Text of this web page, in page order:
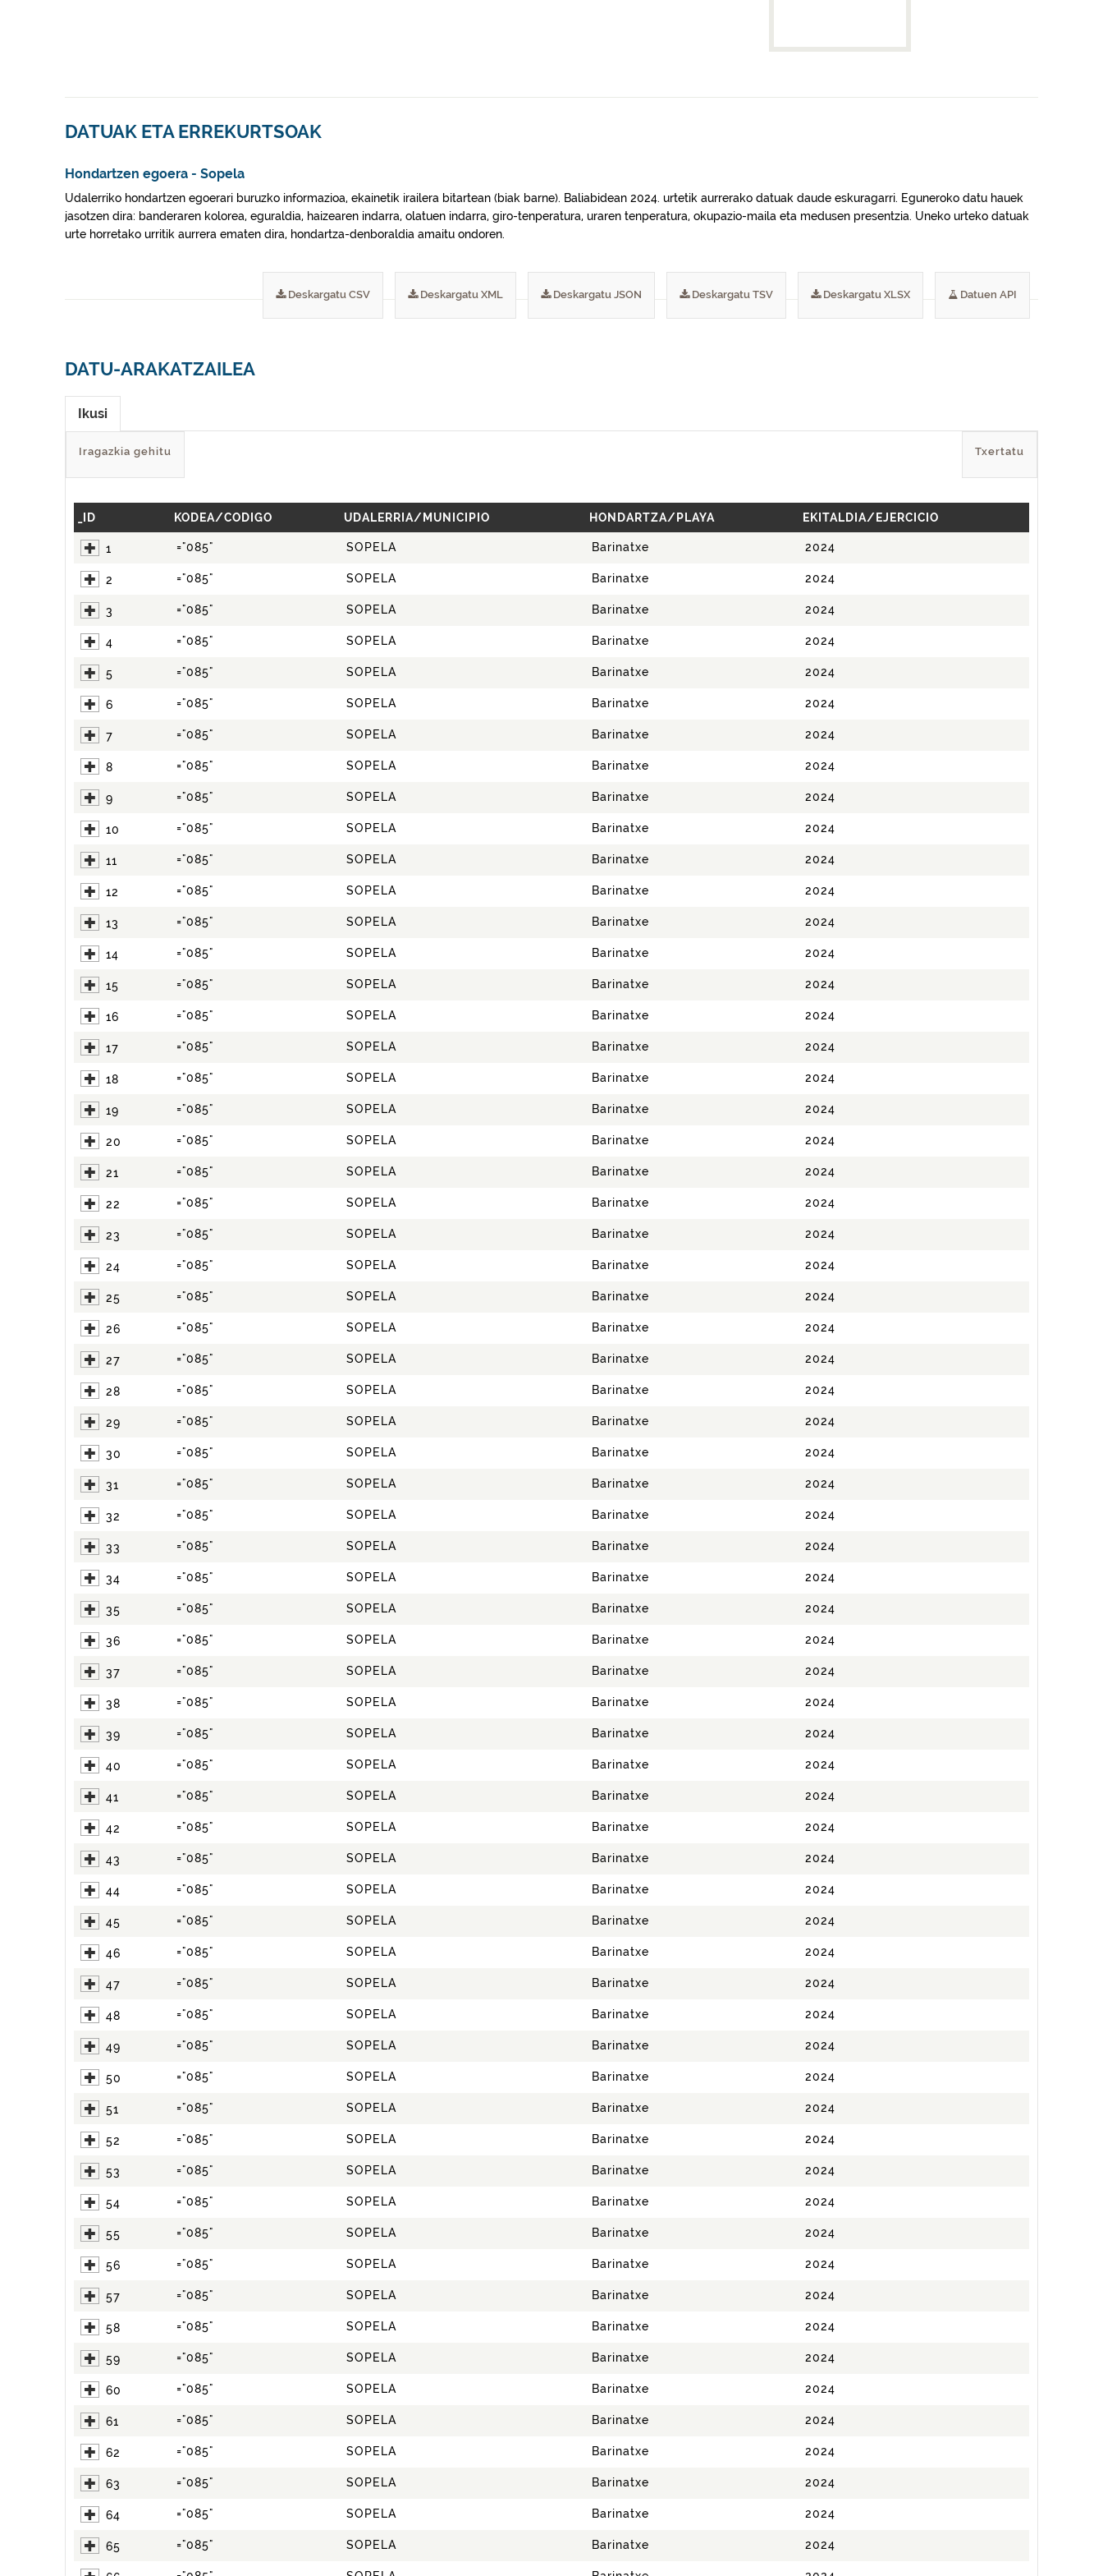
DATUAK ETA ERREKURTSOAK
Hondartzen egoera - Sopela
Udalerriko hondartzen egoerari buruzko informazioa, ekainetik irailera bitartean (biak barne). Baliabidean 2024. urtetik aurrerako datuak daude eskuragarri. Eguneroko datu hauek
jasotzen dira: banderaren kolorea, eguraldia, haizearen indarra, olatuen indarra, giro-tenperatura, uraren tenperatura, okupazio-maila eta medusen presentzia. Uneko urteko datuak
urte horretako urritik aurrera ematen dira, hondartza-denboraldia amaitu ondoren.
Deskargatu CSV Deskargatu XML Deskargatu JSON Deskargatu TSV Deskargatu XLSX Datuen API
DATU-ARAKATZAILEA
Ikusi
Txertatu
Iragazkia gehitu
_ID KODEA/CODIGO UDALERRIA/MUNICIPIO HONDARTZA/PLAYA EKITALDIA/EJERCICIO
1 ="085" SOPELA Barinatxe 2024
2 ="085" SOPELA Barinatxe 2024
3 ="085" SOPELA Barinatxe 2024
4 ="085" SOPELA Barinatxe 2024
5 ="085" SOPELA Barinatxe 2024
6 ="085" SOPELA Barinatxe 2024
7 ="085" SOPELA Barinatxe 2024
8 ="085" SOPELA Barinatxe 2024
9 ="085" SOPELA Barinatxe 2024
10 ="085" SOPELA Barinatxe 2024
11 ="085" SOPELA Barinatxe 2024
12 ="085" SOPELA Barinatxe 2024
13 ="085" SOPELA Barinatxe 2024
14 ="085" SOPELA Barinatxe 2024
15 ="085" SOPELA Barinatxe 2024
16 ="085" SOPELA Barinatxe 2024
17 ="085" SOPELA Barinatxe 2024
18 ="085" SOPELA Barinatxe 2024
19 ="085" SOPELA Barinatxe 2024
20 ="085" SOPELA Barinatxe 2024
21 ="085" SOPELA Barinatxe 2024
22 ="085" SOPELA Barinatxe 2024
23 ="085" SOPELA Barinatxe 2024
24 ="085" SOPELA Barinatxe 2024
25 ="085" SOPELA Barinatxe 2024
26 ="085" SOPELA Barinatxe 2024
27 ="085" SOPELA Barinatxe 2024
28 ="085" SOPELA Barinatxe 2024
29 ="085" SOPELA Barinatxe 2024
30 ="085" SOPELA Barinatxe 2024
31 ="085" SOPELA Barinatxe 2024
32 ="085" SOPELA Barinatxe 2024
33 ="085" SOPELA Barinatxe 2024
34 ="085" SOPELA Barinatxe 2024
35 ="085" SOPELA Barinatxe 2024
36 ="085" SOPELA Barinatxe 2024
37 ="085" SOPELA Barinatxe 2024
38 ="085" SOPELA Barinatxe 2024
39 ="085" SOPELA Barinatxe 2024
40 ="085" SOPELA Barinatxe 2024
41 ="085" SOPELA Barinatxe 2024
42 ="085" SOPELA Barinatxe 2024
43 ="085" SOPELA Barinatxe 2024
44 ="085" SOPELA Barinatxe 2024
45 ="085" SOPELA Barinatxe 2024
46 ="085" SOPELA Barinatxe 2024
47 ="085" SOPELA Barinatxe 2024
48 ="085" SOPELA Barinatxe 2024
49 ="085" SOPELA Barinatxe 2024
50 ="085" SOPELA Barinatxe 2024
51 ="085" SOPELA Barinatxe 2024
52 ="085" SOPELA Barinatxe 2024
53 ="085" SOPELA Barinatxe 2024
54 ="085" SOPELA Barinatxe 2024
55 ="085" SOPELA Barinatxe 2024
56 ="085" SOPELA Barinatxe 2024
57 ="085" SOPELA Barinatxe 2024
58 ="085" SOPELA Barinatxe 2024
59 ="085" SOPELA Barinatxe 2024
60 ="085" SOPELA Barinatxe 2024
61 ="085" SOPELA Barinatxe 2024
62 ="085" SOPELA Barinatxe 2024
63 ="085" SOPELA Barinatxe 2024
64 ="085" SOPELA Barinatxe 2024
65 ="085" SOPELA Barinatxe 2024